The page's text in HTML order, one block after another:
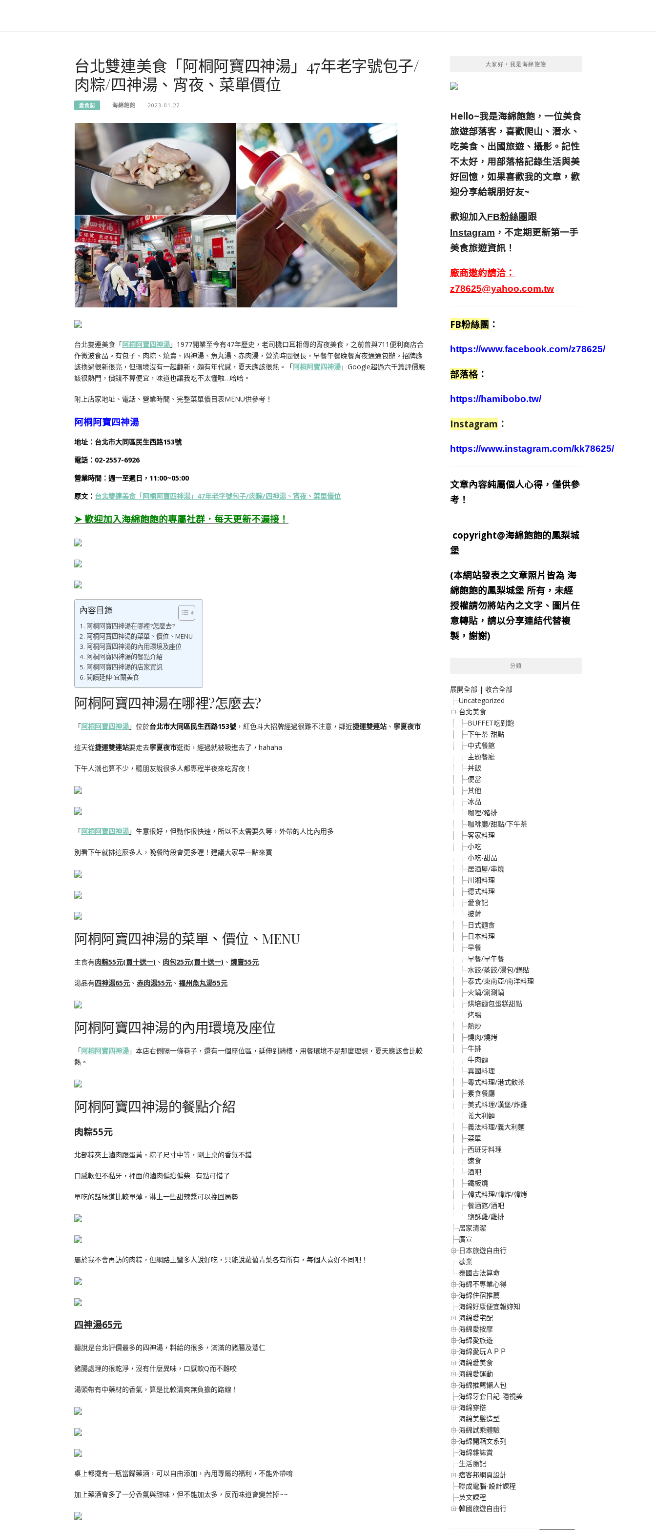
台北雙連美食「阿桐阿寶四神湯」47年老字號包子/
肉粽/四神湯、宵夜、菜單價位
愛食記 海綿飽飽 2023-01-22
台北雙連美食「阿桐阿寶四神湯」1977開業至今有47年歷史，老司機口耳相傳的宵夜美食，之前曾與711便利商店合
作微波食品。有包子、肉粽、燒賣、四神湯、魚丸湯、赤肉湯，營業時間很長，早餐午餐晚餐宵夜通通包辦。招牌應
該換過很新很亮，但環境沒有一起翻新，頗有年代感，夏天應該很熱。「阿桐阿寶四神湯」Google超過六千篇評價應
該很熱門，價錢不算便宜，味道也讓我吃不太懂啦…哈哈。
附上店家地址、電話、營業時間、完整菜單價目表MENU供參考！
阿桐阿寶四神湯
地址：台北市大同區民生西路153號
電話： 02-2557-6926
營業時間： 週一至週日，11:00~05:00
原文： 台北雙連美食「阿桐阿寶四神湯」47年老字號包子/肉粽/四神湯、宵夜、菜單價位
➤ 歡迎加入海綿飽飽的專屬社群．每天更新不漏接！
內容目錄
阿桐阿寶四神湯在哪裡?怎麼去?
阿桐阿寶四神湯的菜單、價位、MENU
阿桐阿寶四神湯的內用環境及座位
阿桐阿寶四神湯的餐點介紹
阿桐阿寶四神湯的店家資訊
閱讀延伸-宜蘭美食
阿桐阿寶四神湯在哪裡?怎麼去?
「阿桐阿寶四神湯」位於台北市大同區民生西路153號 ，紅色斗大招牌經過很難不注意，鄰近捷運雙連站 、 寧夏夜市
這天從捷運雙連站要走去寧夏夜市逛街，經過就被吸進去了，hahaha
下午人潮也算不少，聽朋友說很多人都專程半夜來吃宵夜！
「阿桐阿寶四神湯」生意很好，但動作很快速，所以不太需要久等，外帶的人比內用多
別看下午就排這麼多人，晚餐時段會更多喔！建議大家早一點來買
阿桐阿寶四神湯的菜單、價位、MENU
主食有肉粽55元(買十送一) 、 肉包25元(買十送一) 、 燒賣55元
湯品有四神湯65元 、 赤肉湯55元 、 福州魚丸湯55元
阿桐阿寶四神湯的內用環境及座位
「阿桐阿寶四神湯」本店右側隔一條巷子，還有一個座位區，延伸到騎樓，用餐環境不是那麼理想，夏天應該會比較
熱。
阿桐阿寶四神湯的餐點介紹
肉粽55元
北部粽夾上滷肉跟蛋黃，粽子尺寸中等，剛上桌的香氣不錯
口感軟但不黏牙，裡面的滷肉偏瘦偏柴…有點可惜了
單吃的話味道比較單薄，淋上一些甜辣醬可以挽回局勢
屬於我不會再訪的肉粽，但網路上蠻多人說好吃，只能說蘿蔔青菜各有所有，每個人喜好不同吧！
四神湯65元
聽說是台北評價最多的四神湯，料給的很多，滿滿的豬腸及薏仁
豬腸處理的很乾淨，沒有什麼異味，口感軟Q而不難咬
湯頭帶有中藥材的香氣，算是比較清爽無負擔的路線！
桌上都擺有一瓶當歸藥酒，可以自由添加，內用專屬的福利，不能外帶唷
加上藥酒會多了一分香氣與甜味，但不能加太多，反而味道會變苦掉~~
大家好，我是海綿飽飽
Hello~我是海綿飽飽，一位美食
旅遊部落客， 喜歡爬山、潛水、
吃美食、出國旅遊、攝影。 記性
不太好，用部落格記錄生活與美
好回憶， 如果喜歡我的文章，歡
迎分享給親朋好友~
歡迎加入FB粉絲團跟
Instagram ，不定期更新第一手
美食旅遊資訊！
廠商邀約請洽：
z78625@yahoo.com.tw
FB粉絲團 ：
https://www.facebook.com/z78625/
部落格 ：
https://hamibobo.tw/
Instagram ：
https://www.instagram.com/kk78625/
文章內容純屬個人心得，僅供參
考！
copyright@海綿飽飽的鳳梨城
堡
(本網站發表之文章照片皆為 海
綿飽飽的鳳梨城堡 所有，未經
授權請勿將站內之文字、圖片任
意轉貼，請以分享連結代替複
製，謝謝)
分類
展開全部 | 收合全部
Uncategorized
台北美食
BUFFET吃到飽
下午茶-甜點
中式餐館
主題餐廳
丼飯
便當
其他
冰品
咖哩/豬排
咖啡廳/甜點/下午茶
客家料理
小吃
小吃-甜品
居酒屋/串燒
川湘料理
德式料理
愛食記
披薩
日式麵食
日本料理
早餐
早餐/早午餐
水餃/蒸餃/湯包/鍋貼
泰式/東南亞/南洋料理
火鍋/涮涮鍋
烘培麵包蛋糕甜點
烤鴨
熱炒
燒肉/燒烤
牛排
牛肉麵
異國料理
粵式料理/港式飲茶
素食餐廳
美式料理/漢堡/炸雞
義大利麵
義法料理/義大利麵
菜單
西班牙料理
速食
酒吧
鐵板燒
韓式料理/韓炸/韓烤
餐酒館/酒吧
鹽酥雞/雞排
居家清潔
廣宣
日本旅遊自由行
歇業
泰國古法算命
海綿不專業心得
海綿住宿推薦
海綿好康便宜報妳知
海綿愛宅配
海綿愛按摩
海綿愛旅遊
海綿愛玩ＡＰＰ
海綿愛美食
海綿愛運動
海綿推薦懶人包
海綿牙套日記-隱視美
海綿穿搭
海綿美髮造型
海綿試乘體驗
海綿開箱文系列
海綿雜誌賞
生活隨記
痞客邦網頁設計
聯成電腦-設計課程
英文課程
韓國旅遊自由行